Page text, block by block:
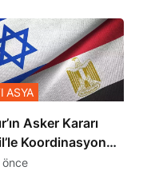
Asker Kararı
Koordinasyon
Gerçekleşmiş
ASYA